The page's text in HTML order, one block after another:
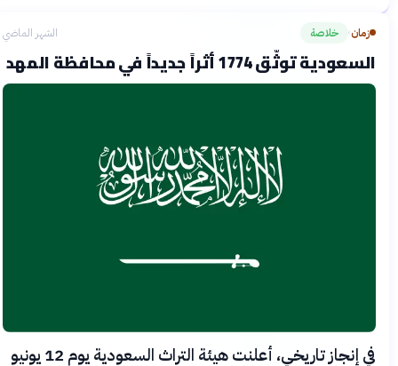
زمان› خلاصة الشهر الماضي
السعودية توثّق 1774 أثراً جديداً في محافظة المهد
في إنجاز تاريخي، أعلنت هيئة التراث السعودية يوم 12 يونيو